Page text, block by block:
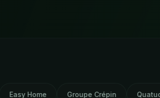
Groupe Crépin Quatuor Hervé